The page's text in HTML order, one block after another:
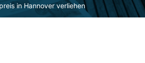
in Hannover verliehen